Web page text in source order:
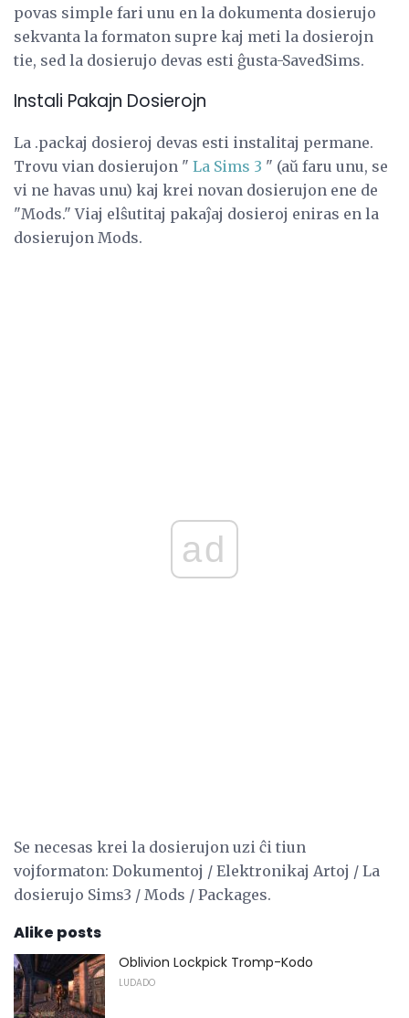
povas simple fari unu en la dokumenta dosierujo
sekvanta la formaton supre kaj meti la dosierojn
tie, sed la dosierujo devas esti ĝusta-SavedSims.
Instali Pakajn Dosierojn
La .packaj dosieroj devas esti instalitaj permane.
Trovu vian dosierujon " La Sims 3 " (aŭ faru unu, se
vi ne havas unu) kaj krei novan dosierujon ene de
"Mods." Viaj elŝutitaj pakaĵaj dosieroj eniras en la
dosierujon Mods.
ad
Se necesas krei la dosierujon uzi ĉi tiun
vojformaton: Dokumentoj / Elektronikaj Artoj / La
dosierujo Sims3 / Mods / Packages.
Alike posts
Oblivion Lockpick Tromp-Kodo
LUDADO